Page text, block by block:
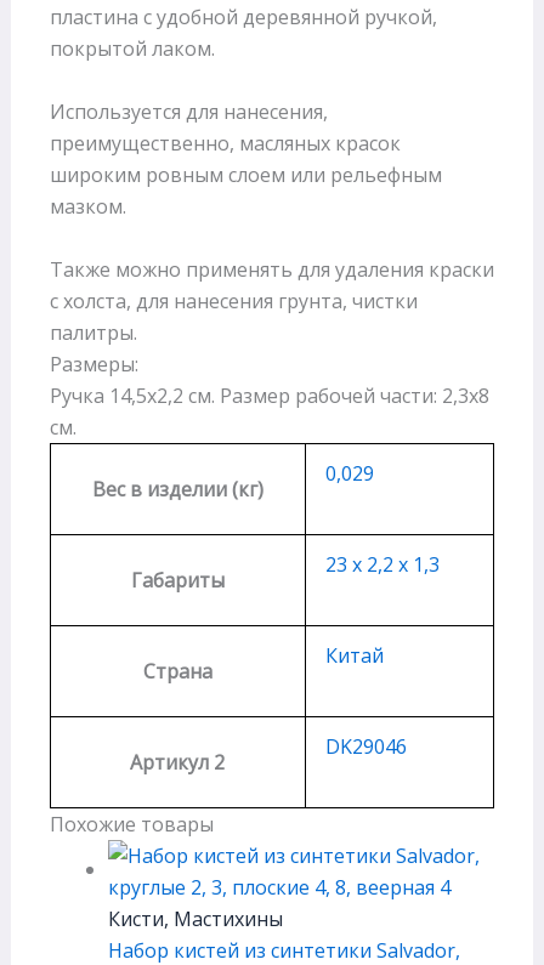
пластина с удобной деревянной ручкой,
покрытой лаком.
Используется для нанесения,
преимущественно, масляных красок
широким ровным слоем или рельефным
мазком.
Также можно применять для удаления краски
с холста, для нанесения грунта, чистки
палитры.
Размеры:
Ручка 14,5х2,2 см. Размер рабочей части: 2,3х8
см.
Вес в изделии (кг)
0,029
Габариты
23 х 2,2 х 1,3
Страна
Китай
Артикул 2
DK29046
Похожие товары
Кисти, Мастихины
Набор кистей из синтетики Salvador,